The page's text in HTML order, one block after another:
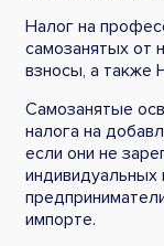
Налог на
самозанятых от
взносы, а также
Самозанятые
налога на
если они не
импорте.